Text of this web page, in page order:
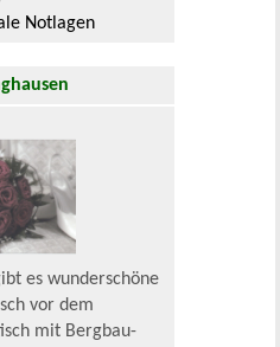
Notlagen
es wunderschöne
vor dem
mit Bergbau-